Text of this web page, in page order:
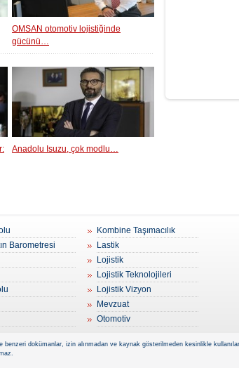
OMSAN otomotiv lojistiğinde
gücünü…
Anadolu Isuzu, çok modlu…
Barometresi
Kombine Taşımacılık
Lastik
Lojistik
Lojistik Teknolojileri
Lojistik Vizyon
Mevzuat
Otomotiv
dokümanlar, izin alınmadan ve kaynak gösterilmeden kesinlikle